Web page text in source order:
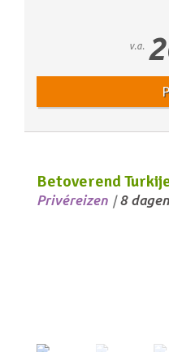
v.a.
Betoverend
Privéreizen /8 dagen